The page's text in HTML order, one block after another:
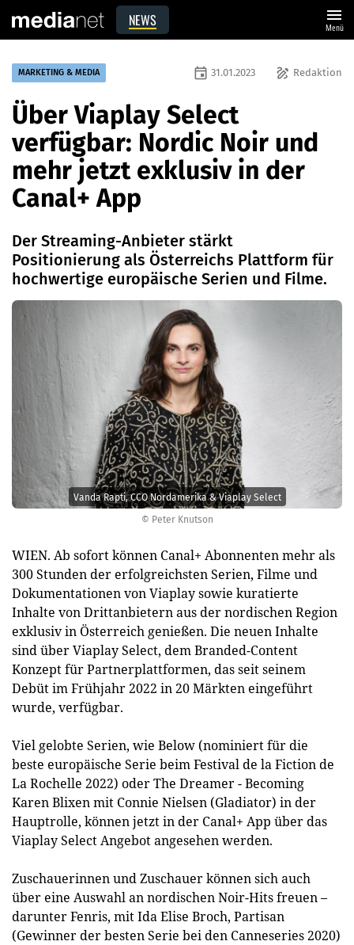
NEWS menu
Menü
© Peter Knutson
Vanda Rapti, CCO Nordamerika & Viaplay Select
MARKETING & MEDIA draw Redaktion
event 31.01.2023
Über Viaplay Select
verfügbar: Nordic Noir und
mehr jetzt exklusiv in der
Canal+ App
Der Streaming-Anbieter stärkt
Positionierung als Österreichs Plattform für
hochwertige europäische Serien und Filme.
WIEN. Ab sofort können Canal+ Abonnenten mehr als
300 Stunden der erfolgreichsten Serien, Filme und
Dokumentationen von Viaplay sowie kuratierte
Inhalte von Drittanbietern aus der nordischen Region
exklusiv in Österreich genießen. Die neuen Inhalte
sind über Viaplay Select, dem Branded-Content
Konzept für Partnerplattformen, das seit seinem
Debüt im Frühjahr 2022 in 20 Märkten eingeführt
wurde, verfügbar.
Viel gelobte Serien, wie Below (nominiert für die
beste europäische Serie beim Festival de la Fiction de
La Rochelle 2022) oder The Dreamer - Becoming
Karen Blixen mit Connie Nielsen (Gladiator) in der
Hauptrolle, können jetzt in der Canal+ App über das
Viaplay Select Angebot angesehen werden.
Zuschauerinnen und Zuschauer können sich auch
über eine Auswahl an nordischen Noir-Hits freuen –
darunter Fenris, mit Ida Elise Broch, Partisan
(Gewinner der besten Serie bei den Canneseries 2020)